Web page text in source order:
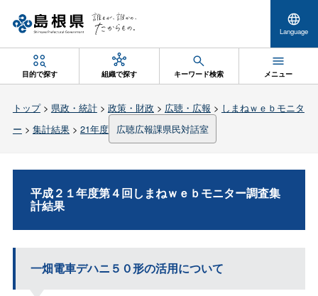
Language
目的で探す 組織で探す キーワード検索 メニュー
トップ> 県政・統計> 政策・財政 > 広聴・広報 > しまねｗｅｂモニタ
ー > 集計結果> 21年度 広聴広報課県民対話室
平成２１年度第４回しまねｗｅｂモニター調査集
計結果
一畑電車デハニ５０形の活用について